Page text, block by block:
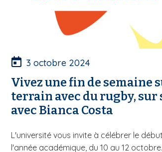
3 octobre 2024
Vivez une fin de semaine
terrain avec du rugby, sur
avec Bianca Costa
L'université vous invite à célébrer le
l'année académique, du 10 au 12